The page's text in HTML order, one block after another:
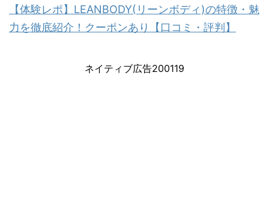
【体験レポ】LEANBODY(リーンボディ)の特徴・魅
力を徹底紹介！クーポンあり【口コミ・評判】
ネイティブ広告200119